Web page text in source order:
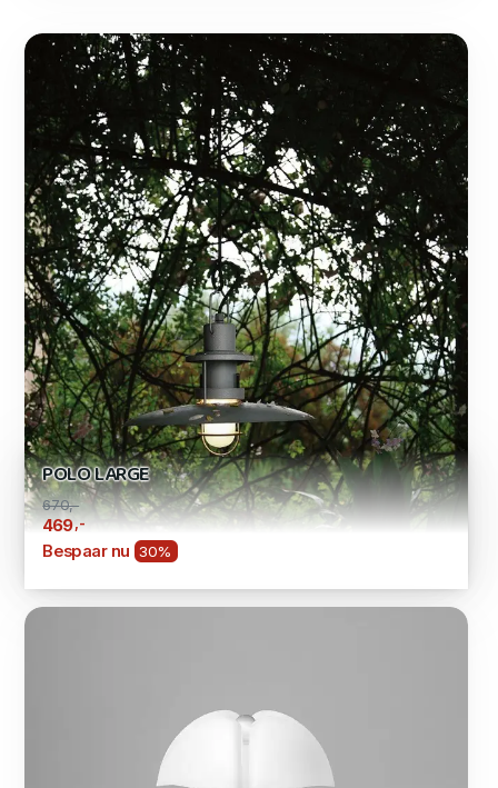
POLO LARGE
670,-
469,-
Bespaar nu 30%